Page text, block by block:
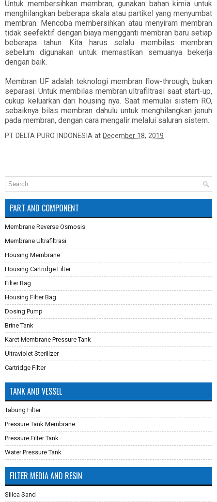
Untuk membersihkan membran, gunakan bahan kimia untuk
menghilangkan beberapa skala atau partikel yang menyumbat
membran. Mencoba membersihkan atau menyiram membran
tidak seefektif dengan biaya mengganti membran baru setiap
beberapa tahun. Kita harus selalu membilas membran
sebelum digunakan untuk memastikan semuanya bekerja
dengan baik.
Membran UF adalah teknologi membran flow-through, bukan
separasi. Untuk membilas membran ultrafiltrasi saat start-up,
cukup keluarkan dari housing nya. Saat memulai sistem RO,
sebaiknya bilas membran dahulu untuk menghilangkan jenuh
pada membran, dengan cara mengalir melalui saluran sistem.
PT DELTA PURO INDONESIA at December 18, 2019
PART AND COMPONENT
Membrane Reverse Osmosis
Membrane Ultrafiltrasi
Housing Membrane
Housing Cartridge Filter
Filter Bag
Housing Filter Bag
Dosing Pump
Brine Tank
Karet Membrane Pressure Tank
Ultraviolet Sterilizer
Cartridge Filter
TANK AND VESSEL
Tabung Filter
Pressure Tank Membrane
Pressure Filter Tank
Water Pressure Tank
FILTER MEDIA AND RESIN
Silica Sand